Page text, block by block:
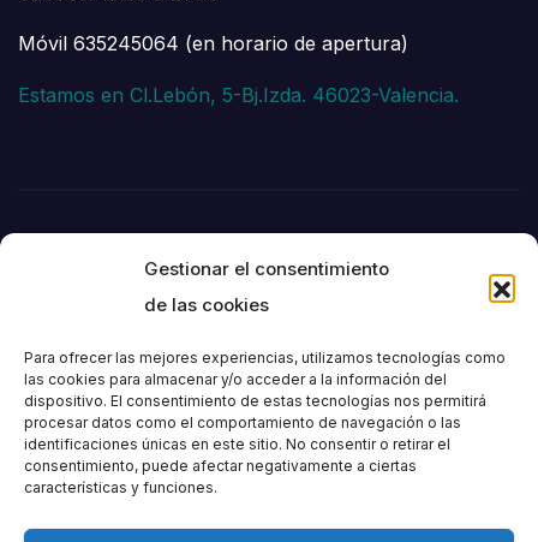
Gestionar el consentimiento
de las cookies
Para ofrecer las mejores experiencias, utilizamos tecnologías como
las cookies para almacenar y/o acceder a la información del
dispositivo. El consentimiento de estas tecnologías nos permitirá
procesar datos como el comportamiento de navegación o las
identificaciones únicas en este sitio. No consentir o retirar el
consentimiento, puede afectar negativamente a ciertas
características y funciones.
Móvil 635245064 (en horario de apertura)
Estamos en Cl.Lebón, 5-Bj.Izda. 46023-Valencia.
Societat
Excursionista de